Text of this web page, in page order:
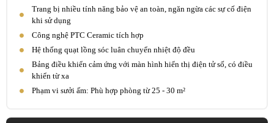
Trang bị nhiều tính năng bảo vệ an toàn, ngăn ngừa các sự cố điện
khi sử dụng
Công nghệ PTC Ceramic tích hợp
Hệ thống quạt lồng sóc luân chuyển nhiệt độ đều
Bảng điều khiển cảm ứng với màn hình hiển thị điện tử số, có điều
khiển từ xa
Phạm vi sưởi ấm: Phù hợp phòng từ 25 - 30 m²